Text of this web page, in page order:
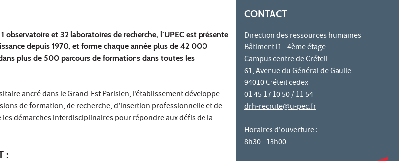
observatoire et 32 laboratoires de recherche, l’UPEC est présente
depuis 1970, et forme chaque année plus de 42 000
plus de 500 parcours de formations dans toutes les
ancré dans le Grand-Est Parisien, l’établissement développe
de formation, de recherche, d’insertion professionnelle et de
les démarches interdisciplinaires pour répondre aux défis de la
:
CONTACT
Direction des ressources humaines
Bâtiment i1 - 4ème étage
Campus centre de Créteil
61, Avenue du Général de Gaulle
94010 Créteil cedex
01 45 17 10 50 / 11 54
drh-recrute@u-pec.fr
Horaires d'ouverture :
8h30 - 18h00